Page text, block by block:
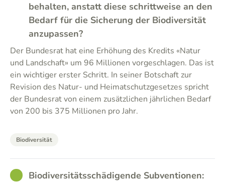
behalten, anstatt diese schrittweise an den
Bedarf für die Sicherung der Biodiversität
anzupassen?
Der Bundesrat hat eine Erhöhung des Kredits «Natur
und Landschaft» um 96 Millionen vorgeschlagen. Das ist
ein wichtiger erster Schritt. In seiner Botschaft zur
Revision des Natur- und Heimatschutzgesetzes spricht
der Bundesrat von einem zusätzlichen jährlichen Bedarf
von 200 bis 375 Millionen pro Jahr.
Biodiversität
GOODBiodiversitätsschädigende Subventionen: